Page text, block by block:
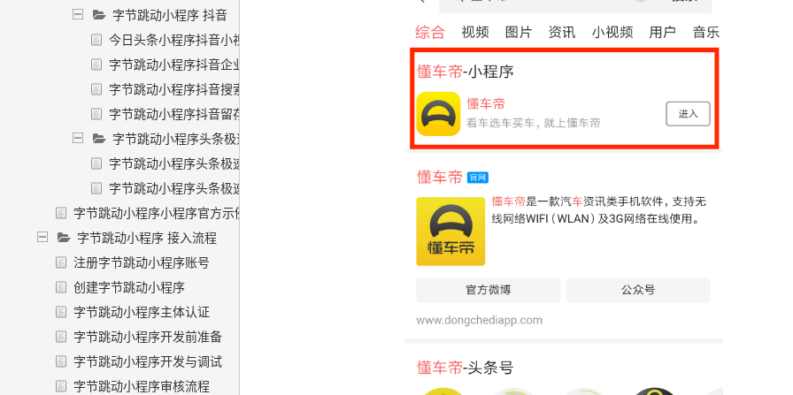
字节跳动小程序 抖音
今日头条小程序抖音小视频挂载
字节跳动小程序抖音企业号主页
字节跳动小程序抖音搜索展示
字节跳动小程序抖音留存入口
字节跳动小程序头条极速版
字节跳动小程序头条极速版信息流推荐
字节跳动小程序头条极速版搜索直达
字节跳动小程序小程序官方示例
字节跳动小程序 接入流程
注册字节跳动小程序账号
创建字节跳动小程序
字节跳动小程序主体认证
字节跳动小程序开发前准备
字节跳动小程序开发与调试
字节跳动小程序审核流程